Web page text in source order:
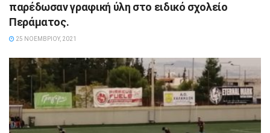
παρέδωσαν γραφική ύλη στο ειδικό σχολείο
Περάματος.
25 ΝΟΕΜΒΡΊΟΥ, 2021